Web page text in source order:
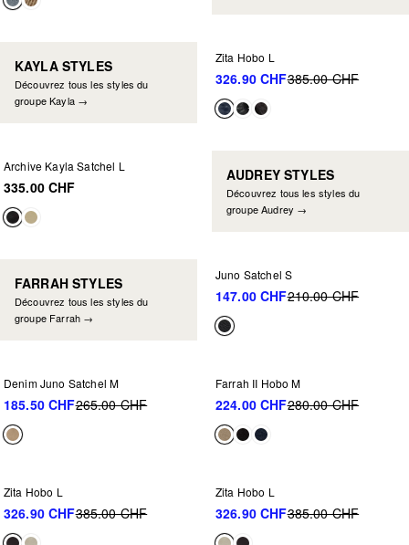
KAYLA STYLES
Découvrez tous les styles du
groupe Kayla →
Zita Hobo L
326.90 CHF385.00 CHF
Archive Kayla Satchel L
335.00 CHF
AUDREY STYLES
Découvrez tous les styles du
groupe Audrey →
FARRAH STYLES
Découvrez tous les styles du
groupe Farrah →
Juno Satchel S
147.00 CHF210.00 CHF
Denim Juno Satchel M
185.50 CHF265.00 CHF
NEU IM SALE
Farrah II Hobo M
224.00 CHF280.00 CHF
NEU IM SALE
Zita Hobo L
326.90 CHF385.00 CHF
NEU IM SALE
Zita Hobo L
326.90 CHF385.00 CHF